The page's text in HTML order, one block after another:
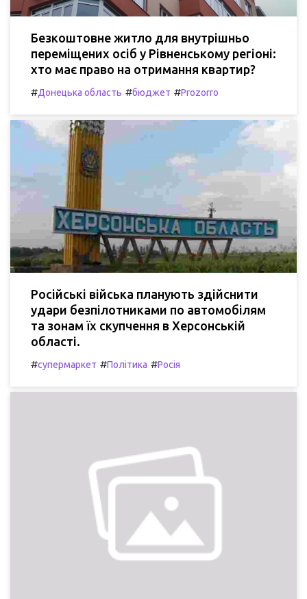
Безкоштовне житло для внутрішньо
переміщених осіб у Рівненському регіоні:
хто має право на отримання квартир?
#Донецька область #бюджет #Prozorro
Російські війська планують здійснити
удари безпілотниками по автомобілям
та зонам їх скупчення в Херсонській
області.
#супермаркет #Політика #Росія